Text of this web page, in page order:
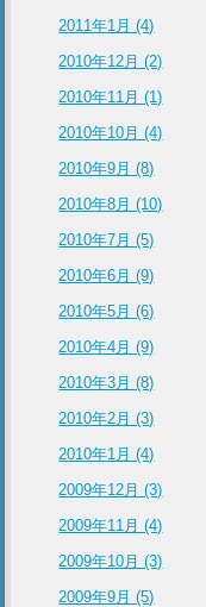
2011年1月 (4)
2010年12月 (2)
2010年11月 (1)
2010年10月 (4)
2010年9月 (8)
2010年8月 (10)
2010年7月 (5)
2010年6月 (9)
2010年5月 (6)
2010年4月 (9)
2010年3月 (8)
2010年2月 (3)
2010年1月 (4)
2009年12月 (3)
2009年11月 (4)
2009年10月 (3)
2009年9月 (5)